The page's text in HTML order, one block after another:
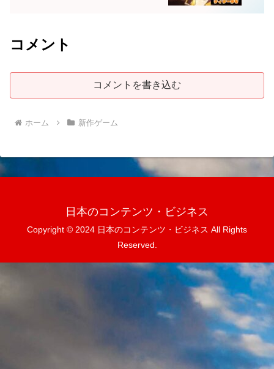
コメント
コメントを書き込む
ホーム 新作ゲーム
日本のコンテンツ・ビジネス
Copyright © 2024 日本のコンテンツ・ビジネス All Rights
Reserved.